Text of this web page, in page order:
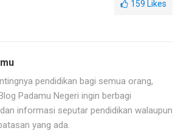
159 Likes
pendidikan bagi semua orang,
Padamu Negeri ingin berbagi
informasi seputar pendidikan walaupun
yang ada.